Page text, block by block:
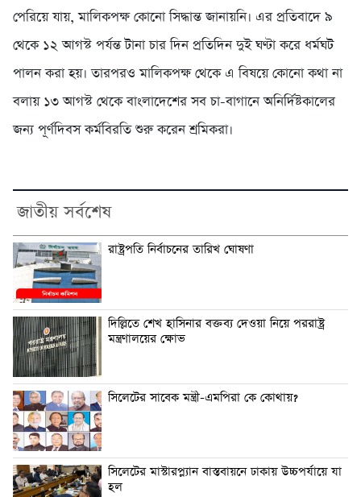
পেরিয়ে যায়, মালিকপক্ষ কোনো সিদ্ধান্ত জানায়নি। এর প্রতিবাদে ৯
থেকে ১২ আগস্ট পর্যন্ত টানা চার দিন প্রতিদিন দুই ঘণ্টা করে ধর্মঘট
পালন করা হয়। তারপরও মালিকপক্ষ থেকে এ বিষয়ে কোনো কথা না
বলায় ১৩ আগস্ট থেকে বাংলাদেশের সব চা-বাগানে অনির্দিষ্টকালের
জন্য পূর্ণদিবস কর্মবিরতি শুরু করেন শ্রমিকরা।
জাতীয় সর্বশেষ
রাষ্ট্রপতি নির্বাচনের তারিখ ঘোষণা
দিল্লিতে শেখ হাসিনার বক্তব্য দেওয়া নিয়ে পররাষ্ট্র
মন্ত্রণালয়ের ক্ষোভ
সিলেটের সাবেক মন্ত্রী-এমপিরা কে কোথায়?
সিলেটের মাস্টারপ্ল্যান বাস্তবায়নে ঢাকায় উচ্চপর্যায়ে যা
হল